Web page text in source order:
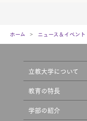
ホーム ニュース＆イベント
立教大学について
教育の特長
学部の紹介